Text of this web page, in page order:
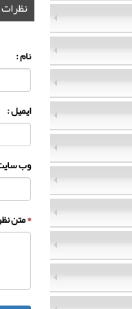
نظرات
نام :
ایمیل :
وب
*متن